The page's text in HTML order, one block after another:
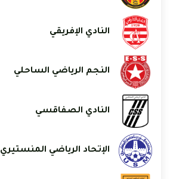
النادي الإفريقي
النجم الرياضي الساحلي
النادي الصفاقسي
الإتحاد الرياضي المنستيري